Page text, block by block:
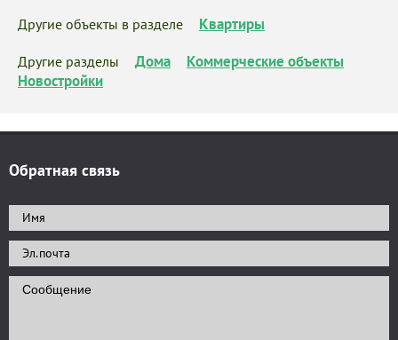
Другие объекты в разделе Квартиры
Другие разделы Дома
Коммерческие объекты
Новостройки
Обратная связь